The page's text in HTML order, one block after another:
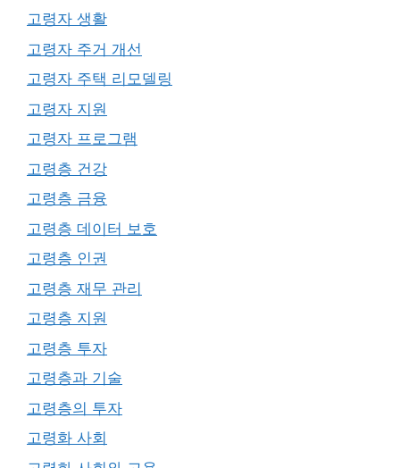
고령자 생활
고령자 주거 개선
고령자 주택 리모델링
고령자 지원
고령자 프로그램
고령층 건강
고령층 금융
고령층 데이터 보호
고령층 인권
고령층 재무 관리
고령층 지원
고령층 투자
고령층과 기술
고령층의 투자
고령화 사회